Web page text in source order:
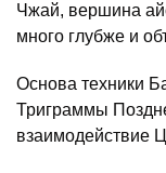
Чжай, вершина
много глубже и
Основа техники
Триграммы
взаимодействие